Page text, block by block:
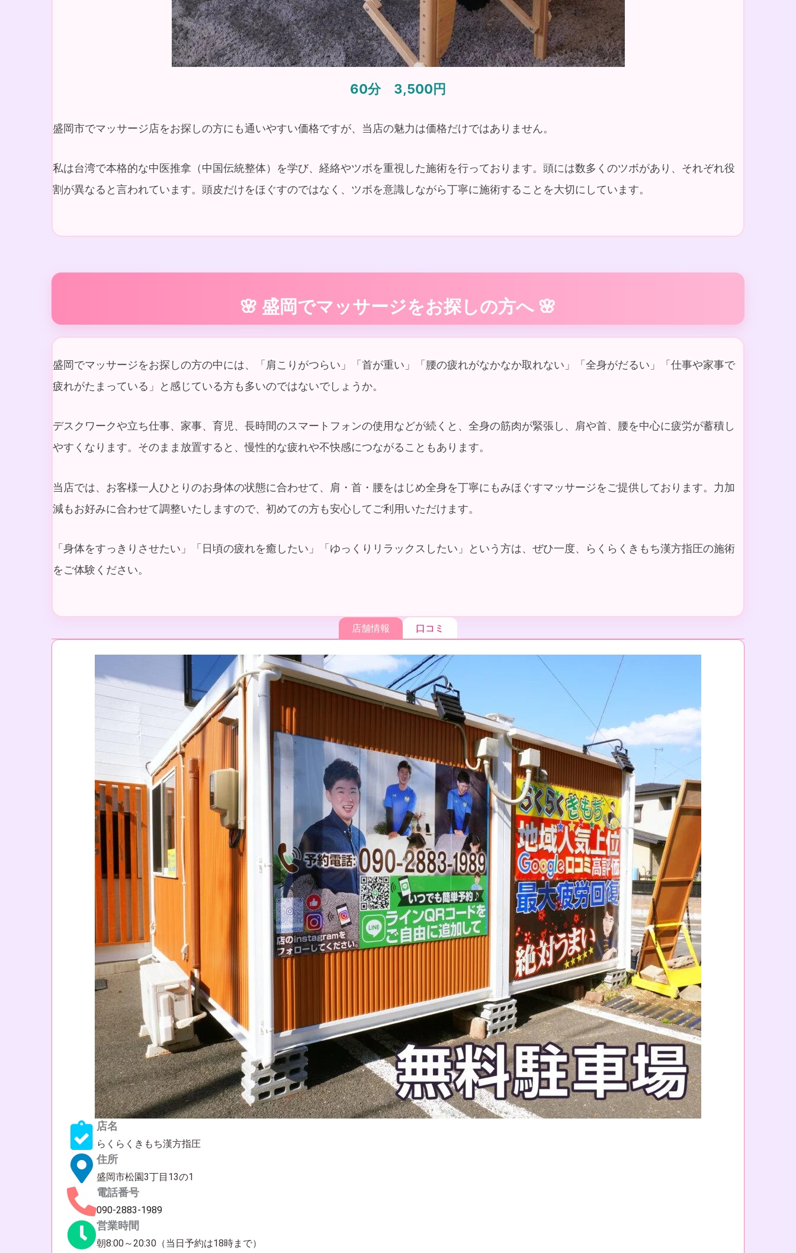
60分 3,500円
盛岡市でマッサージ店をお探しの方にも通いやすい価格ですが、当店の魅力は価格だけではありません。
私は台湾で本格的な中医推拿（中国伝統整体）を学び、経絡やツボを重視した施術を行っております。頭には数多くのツボがあり、それぞれ役
割が異なると言われています。頭皮だけをほぐすのではなく、ツボを意識しながら丁寧に施術することを大切にしています。
🌸 盛岡でマッサージをお探しの方へ 🌸
盛岡でマッサージをお探しの方の中には、「肩こりがつらい」「首が重い」「腰の疲れがなかなか取れない」「全身がだるい」「仕事や家事で
疲れがたまっている」と感じている方も多いのではないでしょうか。
デスクワークや立ち仕事、家事、育児、長時間のスマートフォンの使用などが続くと、全身の筋肉が緊張し、肩や首、腰を中心に疲労が蓄積し
やすくなります。そのまま放置すると、慢性的な疲れや不快感につながることもあります。
当店では、お客様一人ひとりのお身体の状態に合わせて、肩・首・腰をはじめ全身を丁寧にもみほぐすマッサージをご提供しております。力加
減もお好みに合わせて調整いたしますので、初めての方も安心してご利用いただけます。
「身体をすっきりさせたい」「日頃の疲れを癒したい」「ゆっくりリラックスしたい」という方は、ぜひ一度、らくらくきもち漢方指圧の施術
をご体験ください。
店舗情報 口コミ
店名
らくらくきもち漢方指圧
住所
盛岡市松園3丁目13の1
電話番号
090-2883-1989
営業時間
朝8:00～20:30（当日予約は18時まで）